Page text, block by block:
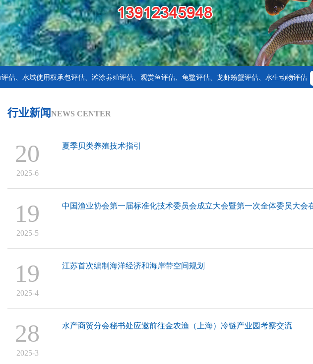
估、水域使用权承包评估、滩涂养殖评估、观赏鱼评估、龟鳖评估、龙虾螃蟹评估、水生动物评估
行业新闻NEWS CENTER
20
2025-6
夏季贝类养殖技术指引
19
2025-5
中国渔业协会第一届标准化技术委员会成立大会暨第一次全体委员大会
19
2025-4
江苏首次编制海洋经济和海岸带空间规划
28
2025-3
水产商贸分会秘书处应邀前往金农渔（上海）冷链产业园考察交流